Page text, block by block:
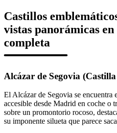
Castillos
vistas panorámicas
completa
Alcázar de Segovia
El Alcázar de Segovia se encuentra
accesible desde Madrid en coche o
sobre un promontorio rocoso,
su imponente silueta que parece